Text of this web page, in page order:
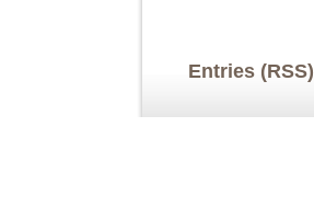
Entries (RSS)